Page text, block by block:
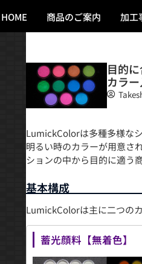
HOME 商品のご案内 加工
目的
カラ
LumickColorは多種多様な
明るい時のカラーが用意さ
ションの中から目的に適う
基本構成
LumickColorは主に二つの
蓄光顔料【無着色】